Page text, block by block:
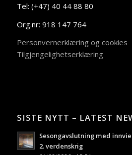
Tel: (+47) 40 44 88 80
Org.nr: 918 147 764
Personvernerklæring og cookies
Tilgjengelighetserklæring
SISTE NYTT – LATEST
Sesongavslutning med
2. verdenskrig